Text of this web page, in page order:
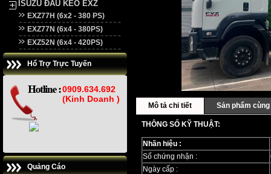
ISUZU ĐẦU KÉO EXZ
EXZ77H (6x2 - 380 PS)
EXZ77N (6x4 - 380PS)
EXZ52N (6x4 - 420PS)
Hổ Trợ Trực Tuyến
0909.634.692
(Kinh Doanh )
Quảng Cáo
Mô tả chi tiết Sản phẩm
THÔNG SỐ KỸ THUẬT:
Nhãn hiệu :
Số chứng nhận :
Ngày cấp :